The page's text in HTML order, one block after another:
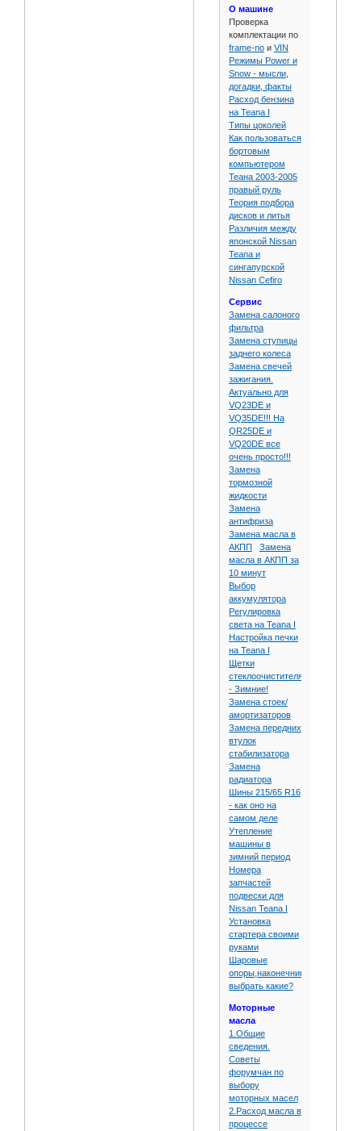
О машине
Проверка
комплектации по
frame-noи VIN
Режимы Power и
Snow - мысли,
догадки, факты
Расход бензина
на Teana I
Типы цоколей
Как пользоваться
бортовым
компьютером
Теана 2003-2005
правый руль
Теория подбора
дисков и литья
Различия между
японской Nissan
Teana и
сингапурской
Nissan Cefiro
Сервис
Замена салоного
фильтра
Замена ступицы
заднего колеса
Замена свечей
зажигания.
Актуально для
VQ23DE и
VQ35DE!!! На
QR25DE и
VQ20DE все
очень просто!!!
Замена
тормозной
жидкости
Замена
антифриза
Замена масла в
АКПП
Замена
масла в АКПП за
10 минут
Выбор
аккумулятора
Регулировка
света на Teana I
Настройка печки
на Teana I
Щетки
стеклоочистителя
- Зимние!
Замена стоек/
амортизаторов
Замена передних
втулок
стабилизатора
Замена
радиатора
Шины 215/65 R16
- как оно на
самом деле
Утепление
машины в
зимний период
Номера
запчастей
подвески для
Nissan Teana I
Установка
стартера своими
руками
Шаровые
опоры,наконечники,помогите
выбрать какие?
Моторные
масла
1.Общие
сведения.
Советы
форумчан по
выбору
моторных масел
2.Расход масла в
процессе